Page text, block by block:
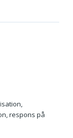
respons på